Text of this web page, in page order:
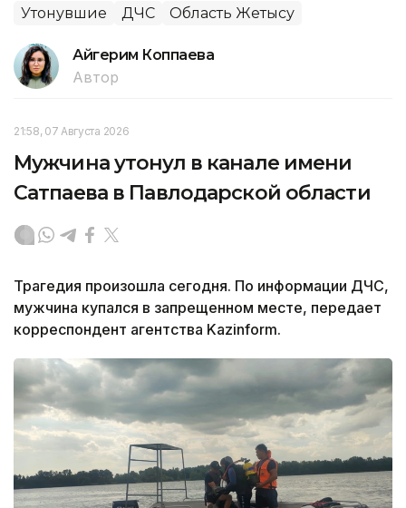
Утонувшие ДЧС Область Жетысу
Айгерим Коппаева
Автор
21:58, 07 Августа 2026
Мужчина утонул в канале имени
Сатпаева в Павлодарской области
Трагедия произошла сегодня. По информации ДЧС,
мужчина купался в запрещенном месте, передает
корреспондент агентства Kazinform.